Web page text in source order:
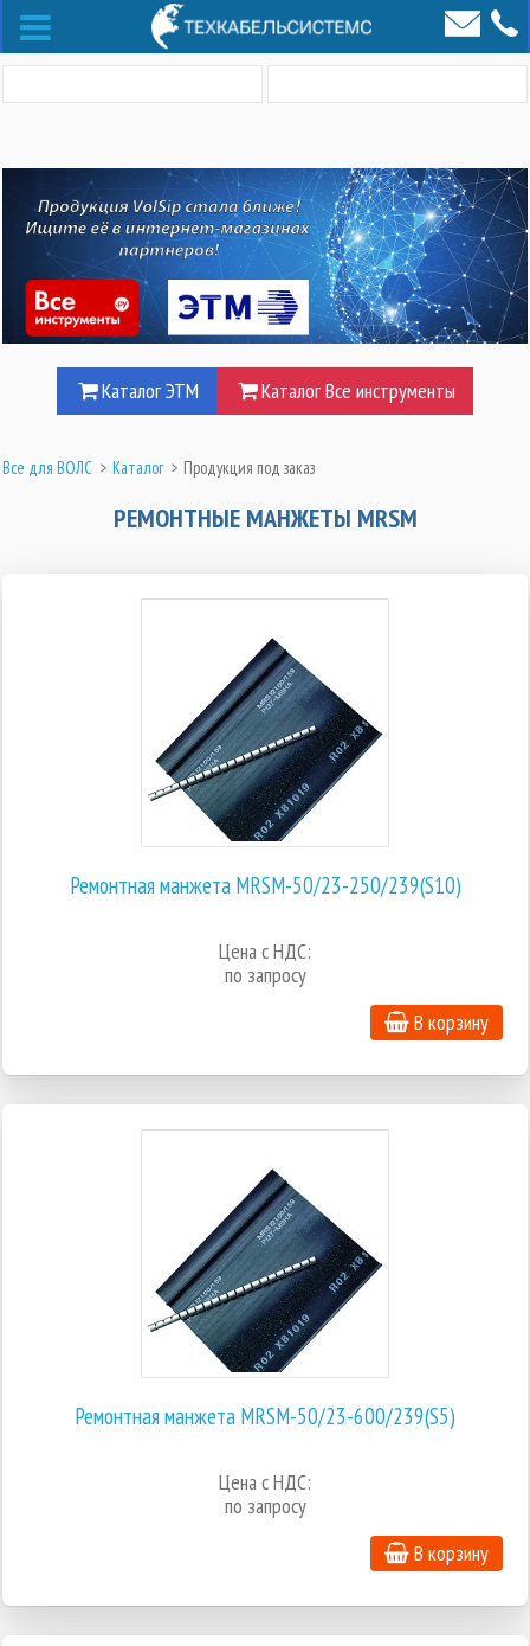
Каталог ЭТМ Каталог Все инструменты
Все для ВОЛС > Каталог > Продукция под заказ
РЕМОНТНЫЕ МАНЖЕТЫ MRSM
Ремонтная манжета MRSM-50/23-250/239(S10)
Цена с НДС:
по запросу
В корзину
Ремонтная манжета MRSM-50/23-600/239(S5)
Цена с НДС:
по запросу
В корзину